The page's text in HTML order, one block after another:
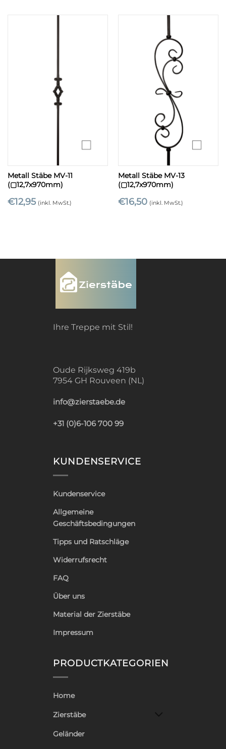
Metall Stäbe MV-11
(▢12,7x970mm)
€12,95 (inkl. MwSt.)
Metall Stäbe MV-13
(▢12,7x970mm)
€16,50 (inkl. MwSt.)
Ihre Treppe mit Stil!
Oude Rijksweg 419b
7954 GH Rouveen (NL)
info@zierstaebe.de
+31 (0)6-106 700 99
KUNDENSERVICE
Kundenservice
Allgemeine
Geschäftsbedingungen
Tipps und Ratschläge
Widerrufsrecht
FAQ
Über uns
Material der Zierstäbe
Impressum
PRODUCTKATEGORIEN
Home
Zierstäbe
Geländer